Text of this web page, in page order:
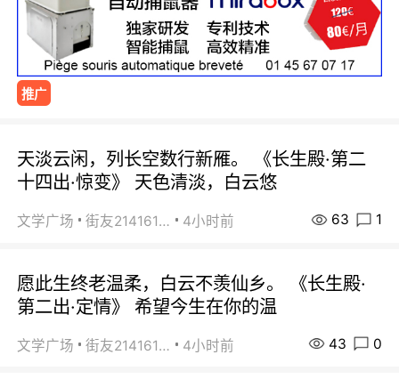
推广
天淡云闲，列长空数行新雁。 《长生殿·第二
十四出·惊变》 天色清淡，白云悠
文学广场 街友21416156 4小时前 63 1
愿此生终老温柔，白云不羡仙乡。 《长生殿·
第二出·定情》 希望今生在你的温
文学广场 街友21416156 4小时前 43 0